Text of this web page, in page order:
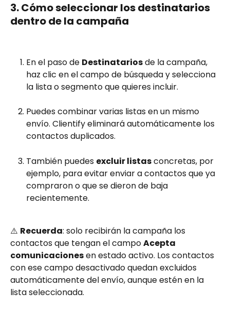
3. Cómo seleccionar los destinatarios
dentro de la campaña
En el paso de Destinatarios de la campaña,
haz clic en el campo de búsqueda y selecciona
la lista o segmento que quieres incluir.
Puedes combinar varias listas en un mismo
envío. Clientify eliminará automáticamente los
contactos duplicados.
También puedes excluir listas concretas, por
ejemplo, para evitar enviar a contactos que ya
compraron o que se dieron de baja
recientemente.
⚠️ Recuerda: solo recibirán la campaña los
contactos que tengan el campo Acepta
comunicaciones en estado activo. Los contactos
con ese campo desactivado quedan excluidos
automáticamente del envío, aunque estén en la
lista seleccionada.